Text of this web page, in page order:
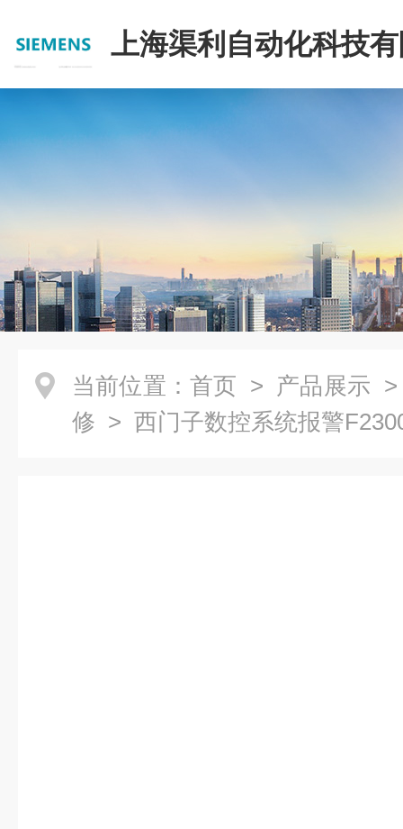
上海渠利自动化科技
当前位置： 首页 > 产品展示
修 > 西门子数控系统报警